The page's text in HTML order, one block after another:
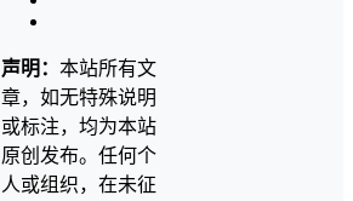
声明： 本站所有文
章，如无特殊说明
或标注，均为本站
原创发布。任何个
人或组织，在未征